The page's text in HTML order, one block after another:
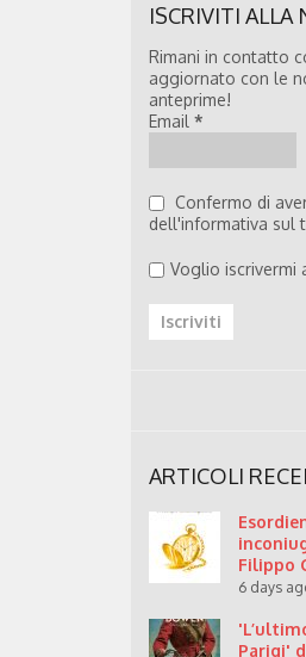
ISCRIVITI ALLA
Rimani in contatto
aggiornato con le
anteprime!
Email *
Confermo di
dell'informativa sul
Voglio iscrivermi
ARTICOLI
Filippo
6 days
Parigi'